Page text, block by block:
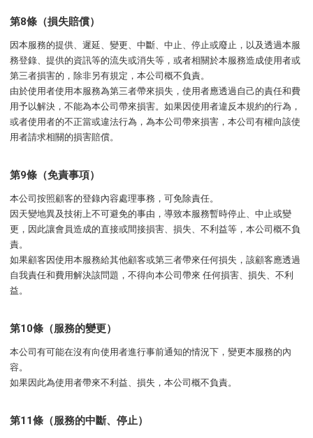
第8條（損失賠償）
因本服務的提供、遲延、變更、中斷、中止、停止或廢止，以及透過本服
務登錄、提供的資訊等的流失或消失等，或者相關於本服務造成使用者或
第三者損害的，除非另有規定，本公司概不負責。
由於使用者使用本服務為第三者帶來損失，使用者應透過自己的責任和費
用予以解決，不能為本公司帶來損害。如果因使用者違反本規約的行為，
或者使用者的不正當或違法行為，為本公司帶來損害，本公司有權向該使
用者請求相關的損害賠償。
第9條（免責事項）
本公司按照顧客的登錄內容處理事務，可免除責任。
因天變地異及技術上不可避免的事由，導致本服務暫時停止、中止或變
更，因此讓會員造成的直接或間接損害、損失、不利益等，本公司概不負
責。
如果顧客因使用本服務給其他顧客或第三者帶來任何損失，該顧客應透過
自我責任和費用解決該問題，不得向本公司帶來 任何損害、損失、不利
益。
第10條（服務的變更）
本公司有可能在沒有向使用者進行事前通知的情況下，變更本服務的內
容。
如果因此為使用者帶來不利益、損失，本公司概不負責。
第11條（服務的中斷、停止）